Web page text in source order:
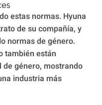
estas normas. Hyuna
de su compañía, y
normas de género.
también están
de género, mostrando
industria más